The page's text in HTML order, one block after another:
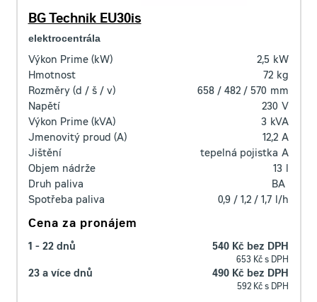
BG Technik EU30is
elektrocentrála
Výkon Prime (kW) 2,5 kW
Hmotnost
72 kg
Rozměry (d / š / v)
658 / 482 / 570 mm
Napětí
230 V
Výkon Prime (kVA)
3 kVA
Jmenovitý proud (A)
12,2 A
Jištění
tepelná pojistka A
Objem nádrže
13 l
Druh paliva
BA
Spotřeba paliva
0,9 / 1,2 / 1,7 l/h
Cena za pronájem
1 - 22 dnů 540 Kč bez DPH
653 Kč s DPH
23 a více dnů 490 Kč bez DPH
592 Kč s DPH